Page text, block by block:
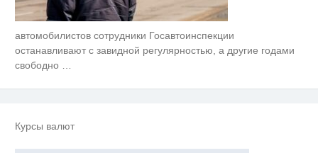
автомобилистов сотрудники Госавтоинспекции
останавливают с завидной регулярностью, а другие годами
свободно …
Курсы валют
i
Скрытая камера на пляже
Крыма: Что люди вытворяют,
когда их не видят...
а смеяться вы будете долго